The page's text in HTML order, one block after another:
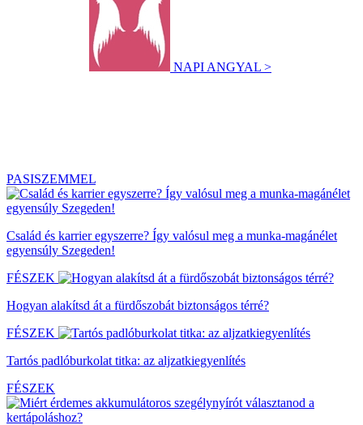
NAPI ANGYAL >
PASISZEMMEL
Család és karrier egyszerre? Így valósul meg a munka-magánélet
egyensúly Szegeden!
FÉSZEK
Hogyan alakítsd át a fürdőszobát biztonságos térré?
FÉSZEK
Tartós padlóburkolat titka: az aljzatkiegyenlítés
FÉSZEK